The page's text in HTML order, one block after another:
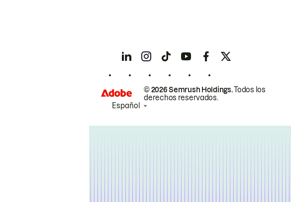
© 2026 Semrush Holdings.Todos los
derechos reservados.
Español